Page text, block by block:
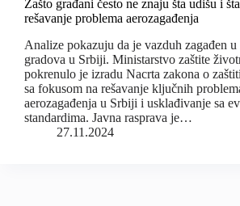
Zašto građani često ne znaju šta udišu i
rešavanje problema aerozagađenja
Analize pokazuju da je vazduh zagađen
gradova u Srbiji. Ministarstvo zaštite
pokrenulo je izradu Nacrta zakona o
sa fokusom na rešavanje ključnih
aerozagađenja u Srbiji i usklađivanje sa
standardima. Javna rasprava je…
27.11.2024